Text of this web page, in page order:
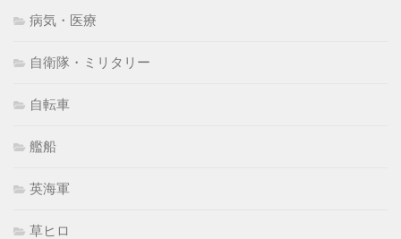
病気・医療
自衛隊・ミリタリー
自転車
艦船
英海軍
草ヒロ